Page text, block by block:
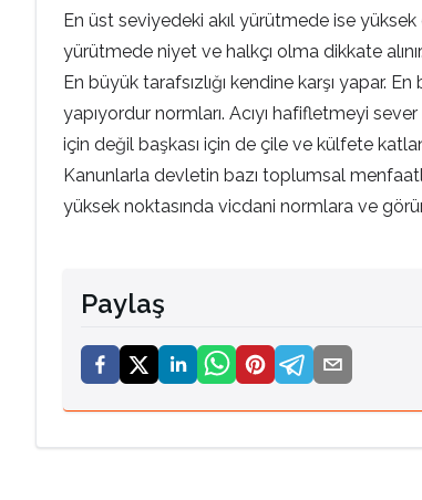
En üst seviyedeki akıl yürütmede ise
yürütmede niyet ve halkçı olma dikkate
En büyük tarafsızlığı kendine karşı yapar.
yapıyordur normları. Acıyı hafifletmeyi
için değil başkası için de çile ve külfete
Kanunlarla devletin bazı toplumsal
yüksek noktasında vicdani normlara ve
Paylaş